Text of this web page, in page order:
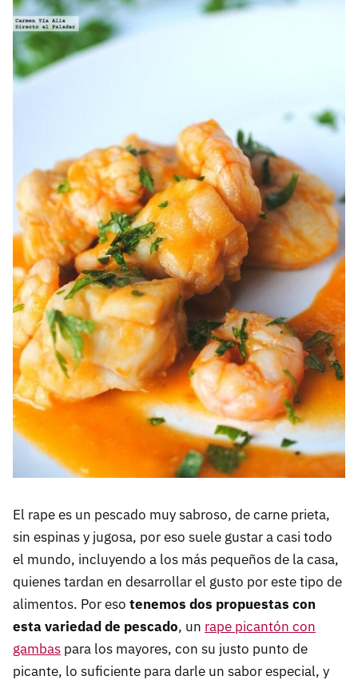
El rape es un pescado muy sabroso, de carne prieta,
sin espinas y jugosa, por eso suele gustar a casi todo
el mundo, incluyendo a los más pequeños de la casa,
quienes tardan en desarrollar el gusto por este tipo de
alimentos. Por eso tenemos dos propuestas con
esta variedad de pescado, un rape picantón con
gambas para los mayores, con su justo punto de
picante, lo suficiente para darle un sabor especial, y